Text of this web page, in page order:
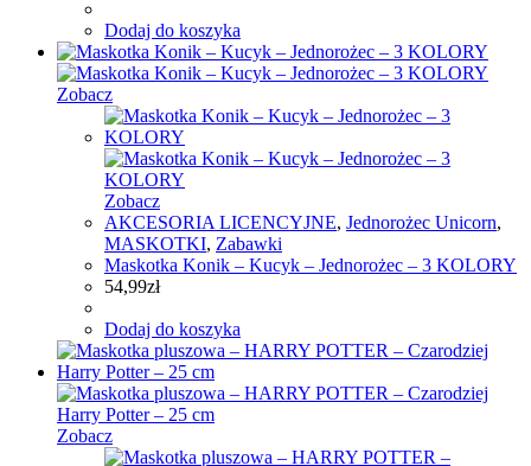
Dodaj do koszyka
Zobacz
Zobacz
AKCESORIA LICENCYJNE, Jednorożec Unicorn,
MASKOTKI, Zabawki
Maskotka Konik – Kucyk – Jednorożec – 3 KOLORY
54,99zł
Dodaj do koszyka
Zobacz